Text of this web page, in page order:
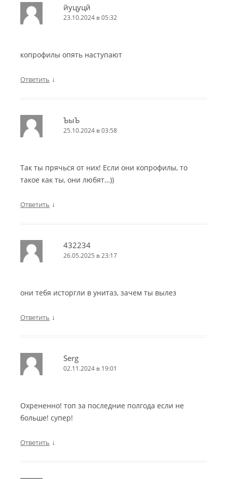
йуцуцй
23.10.2024 в 05:32
копрофилы опять наступают
Ответить ↓
ЪыЪ
25.10.2024 в 03:58
Так ты прячься от них! Если они копрофилы, то
такое как ты, они любят…))
Ответить ↓
432234
26.05.2025 в 23:17
они тебя исторгли в унитаз, зачем ты вылез
Ответить ↓
Serg
02.11.2024 в 19:01
Охрененно! топ за последние полгода если не
больше! супер!
Ответить ↓